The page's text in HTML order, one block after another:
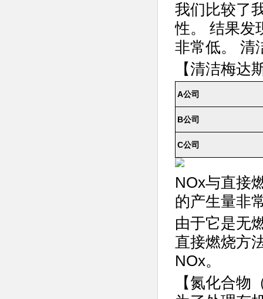
我们比较了
性。 结果发
非常低。 清
【清洁梅达
A公司
B公司
C公司
NOx与直接
的产生量非
由于它是无
直接燃烧方
NOx。
【氮化合物